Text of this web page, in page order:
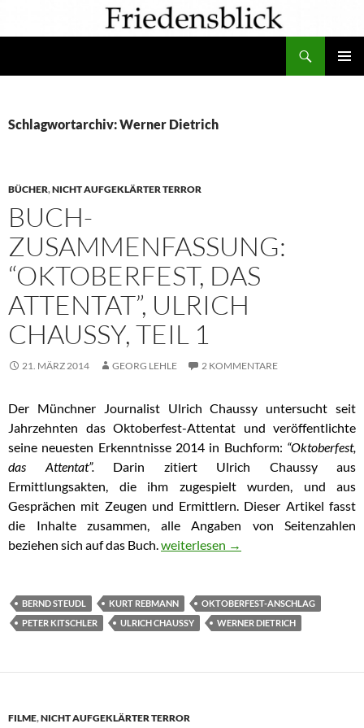
Schlagwortarchiv: Werner Dietrich
BÜCHER,NICHT AUFGEKLÄRTER TERROR
BUCH-
ZUSAMMENFASSUNG:
“OKTOBERFEST, DAS
ATTENTAT”, ULRICH
CHAUSSY, TEIL 1
21. MÄRZ 2014 GEORG LEHLE 2 KOMMENTARE
Der Münchner Journalist Ulrich Chaussy untersucht seit
Jahrzehnten das Oktoberfest-Attentat und veröffentlichte
seine neuesten Erkenntnisse 2014 in Buchform: “Oktoberfest,
das Attentat”.Darin zitiert Ulrich Chaussy aus
Ermittlungsakten, die ihm zugespielt wurden, und aus
Gesprächen mit Zeugen und Ermittlern. Dieser Artikel fasst
die Inhalte zusammen, alle Angaben von Seitenzahlen
beziehen sich auf das Buch.Buch-Zusammenfassung:
weiterlesen →
BERND STEUDL KURT REBMANN
OKTOBERFEST-ANSCHLAG
PETER KITSCHLER
ULRICH CHAUSSY WERNER DIETRICH
FILME,NICHT AUFGEKLÄRTER TERROR